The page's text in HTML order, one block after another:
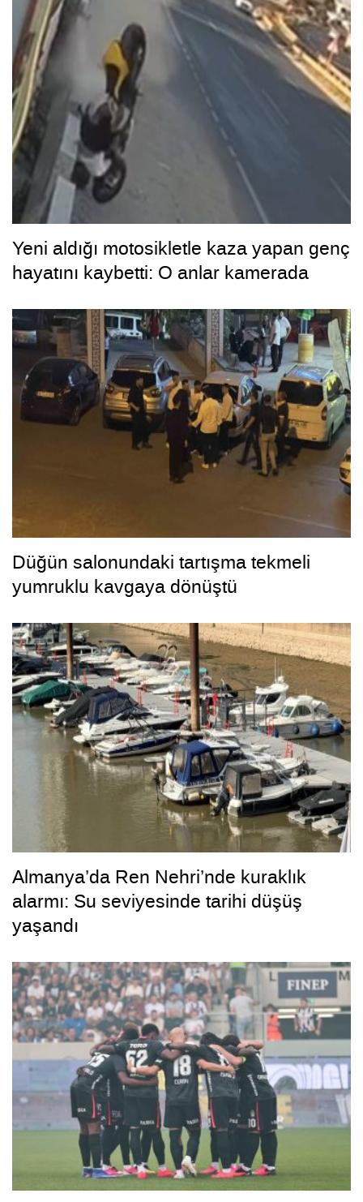
Yeni aldığı motosikletle kaza yapan genç
hayatını kaybetti: O anlar kamerada
Düğün salonundaki tartışma tekmeli
yumruklu kavgaya dönüştü
Almanya’da Ren Nehri’nde kuraklık
alarmı: Su seviyesinde tarihi düşüş
yaşandı